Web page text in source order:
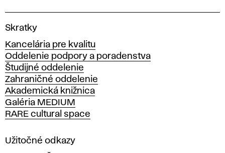
V
s
o
k
á
š
k
o
a
Skratky
Kancelária pre kvalitu
Oddelenie podpory a poradenstva
Študijné oddelenie
Zahraničné oddelenie
Akademická knižnica
Galéria MEDIUM
RARE cultural space
Užitočné odkazy